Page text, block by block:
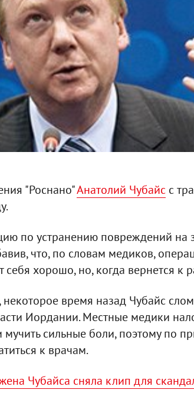
"Роснано"Анатолий Чубайс с
по устранению повреждений на
что, по словам медиков,
себя хорошо, но, когда вернется к
время назад Чубайс
Иордании. Местные медики
мучить сильные боли, поэтому по
к врачам.
Чубайса сняла клип для